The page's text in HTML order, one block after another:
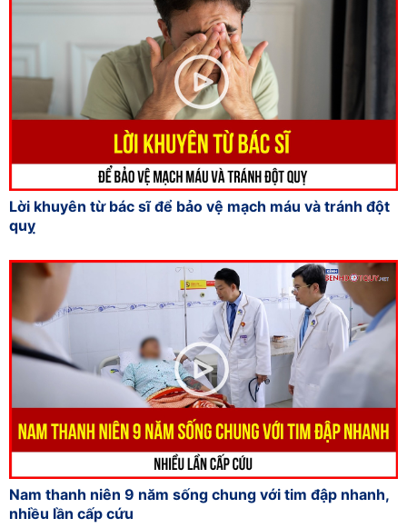
Lời khuyên từ bác sĩ để bảo vệ mạch máu và tránh đột
quỵ
Nam thanh niên 9 năm sống chung với tim đập nhanh,
nhiều lần cấp cứu